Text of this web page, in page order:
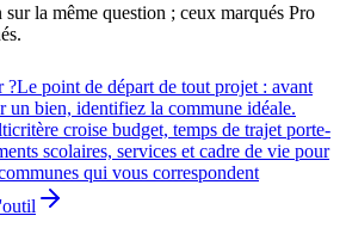
la même question ; ceux marqués Pro
?Le point de départ de tout projet : avant
un bien, identifiez la commune idéale.
croise budget, temps de trajet porte-
scolaires, services et cadre de vie pour
qui vous correspondent